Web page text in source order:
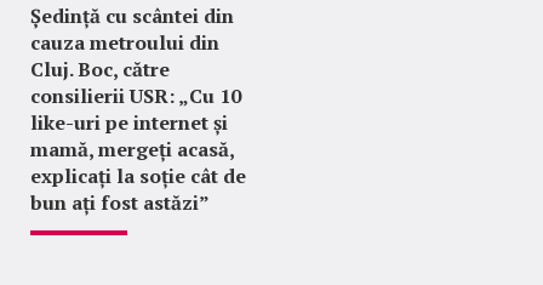
Ședință cu scântei din
cauza metroului din
Cluj. Boc, către
consilierii USR: „Cu 10
like-uri pe internet și
mamă, mergeți acasă,
explicați la soție cât de
bun ați fost astăzi”